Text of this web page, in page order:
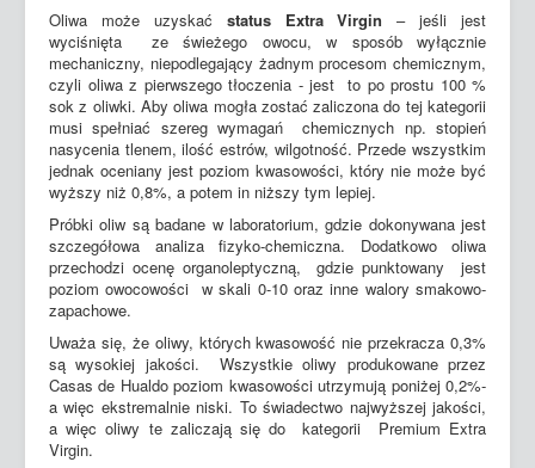
Oliwa może uzyskać status Extra Virgin – jeśli jest
wyciśnięta ze świeżego owocu, w sposób wyłącznie
mechaniczny, niepodlegający żadnym procesom chemicznym,
czyli oliwa z pierwszego tłoczenia - jest to po prostu 100 %
sok z oliwki. Aby oliwa mogła zostać zaliczona do tej kategorii
musi spełniać szereg wymagań chemicznych np. stopień
nasycenia tlenem, ilość estrów, wilgotność. Przede wszystkim
jednak oceniany jest poziom kwasowości, który nie może być
wyższy niż 0,8%, a potem in niższy tym lepiej.
Próbki oliw są badane w laboratorium, gdzie dokonywana jest
szczegółowa analiza fizyko-chemiczna. Dodatkowo oliwa
przechodzi ocenę organoleptyczną, gdzie punktowany jest
poziom owocowości w skali 0-10 oraz inne walory smakowo-
zapachowe.
Uważa się, że oliwy, których kwasowość nie przekracza 0,3%
są wysokiej jakości. Wszystkie oliwy produkowane przez
Casas de Hualdo poziom kwasowości utrzymują poniżej 0,2%-
a więc ekstremalnie niski. To świadectwo najwyższej jakości,
a więc oliwy te zaliczają się do kategorii Premium Extra
Virgin.